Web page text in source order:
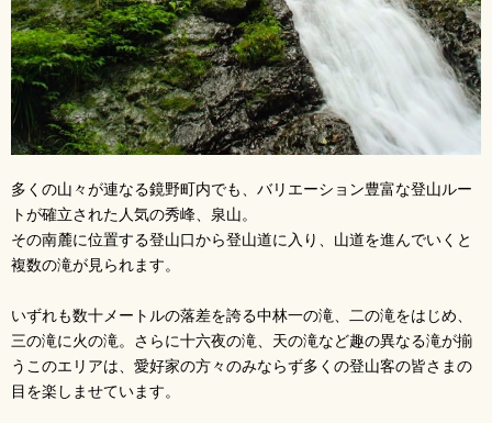
多くの山々が連なる鏡野町内でも、バリエーション豊富な登山ルー
トが確立された人気の秀峰、泉山。
その南麓に位置する登山口から登山道に入り、山道を進んでいくと
複数の滝が見られます。
いずれも数十メートルの落差を誇る中林一の滝、二の滝をはじめ、
三の滝に火の滝。さらに十六夜の滝、天の滝など趣の異なる滝が揃
うこのエリアは、愛好家の方々のみならず多くの登山客の皆さまの
目を楽しませています。